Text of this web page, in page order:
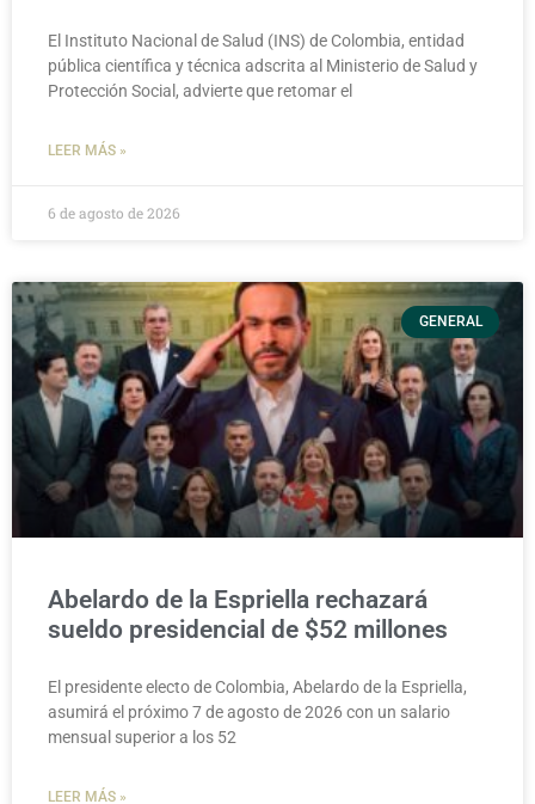
El Instituto Nacional de Salud (INS) de Colombia, entidad
pública científica y técnica adscrita al Ministerio de Salud y
Protección Social, advierte que retomar el
LEER MÁS »
6 de agosto de 2026
GENERAL
Abelardo de la Espriella rechazará
sueldo presidencial de $52 millones
El presidente electo de Colombia, Abelardo de la Espriella,
asumirá el próximo 7 de agosto de 2026 con un salario
mensual superior a los 52
LEER MÁS »